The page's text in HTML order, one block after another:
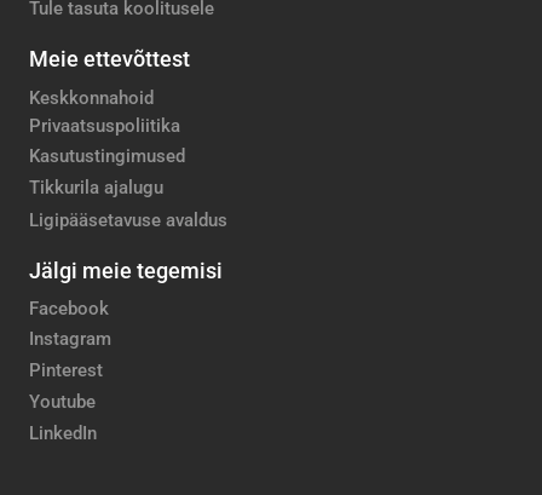
Tule tasuta koolitusele
Meie ettevõttest
Keskkonnahoid
Privaatsuspoliitika
Kasutustingimused
Tikkurila ajalugu
Ligipääsetavuse avaldus
Jälgi meie tegemisi
Facebook
Instagram
Pinterest
Youtube
LinkedIn